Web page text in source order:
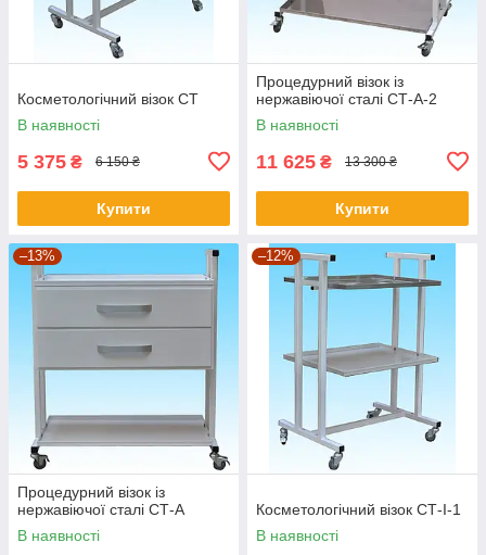
Косметологічний візок СТ
В наявності
5 375 ₴ 6 150 ₴
Купити
Процедурний візок із
нержавіючої сталі СТ-А-2
В наявності
11 625 ₴ 13 300 ₴
Купити
–13%
Процедурний візок із
нержавіючої сталі СТ-А
В наявності
–12%
Косметологічний візок СТ-I-1
В наявності